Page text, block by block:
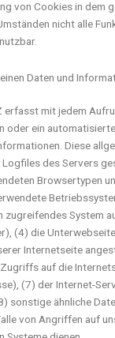
von Cookies in dem
nicht alle
Daten und
erfasst mit jedem
oder ein
Diese
des Servers
Browsertypen
zugreifendes System
(4) die
Internetseite
auf die
(7) der Internet-
sonstige ähnliche
von Angriffen auf